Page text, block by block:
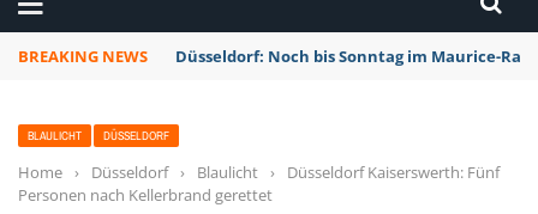
BREAKING NEWS Düsseldorf: Noch bis Sonntag im Maurice-
BLAULICHT DÜSSELDORF
Home › Düsseldorf › Blaulicht ›
Düsseldorf Kaiserswerth: Fünf
Personen nach Kellerbrand gerettet